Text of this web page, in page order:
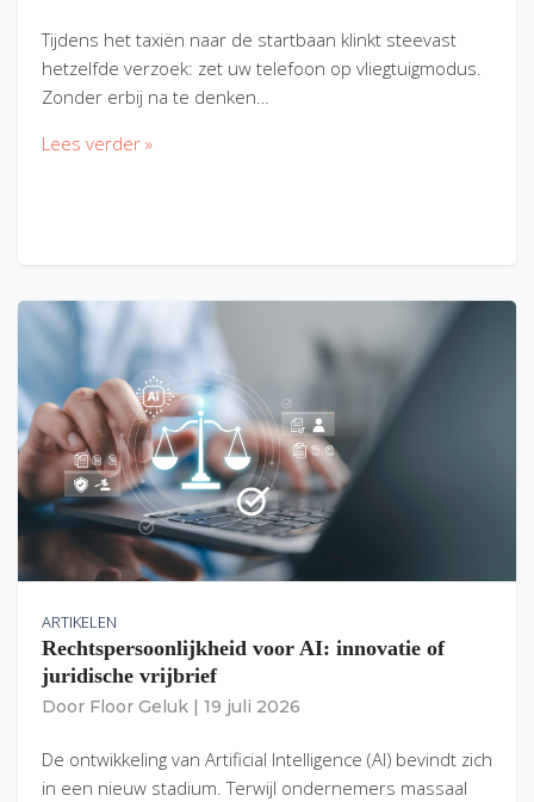
Tijdens het taxiën naar de startbaan klinkt steevast
hetzelfde verzoek: zet uw telefoon op vliegtuigmodus.
Zonder erbij na te denken…
Lees verder »
ARTIKELEN
Rechtspersoonlijkheid voor AI: innovatie of
juridische vrijbrief
Door Floor Geluk 19 juli 2026
De ontwikkeling van Artificial Intelligence (AI) bevindt zich
in een nieuw stadium. Terwijl ondernemers massaal